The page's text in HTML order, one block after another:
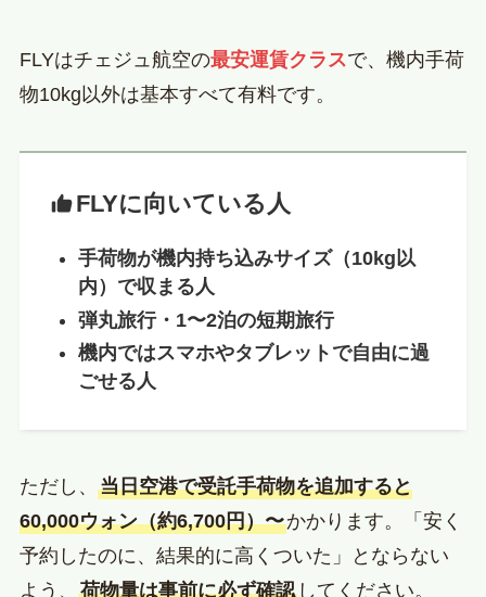
FLYはチェジュ航空の最安運賃クラスで、機内手荷
物10kg以外は基本すべて有料です。
FLYに向いている人
手荷物が機内持ち込みサイズ（10kg以
内）で収まる人
弾丸旅行・1〜2泊の短期旅行
機内ではスマホやタブレットで自由に過
ごせる人
ただし、 当日空港で受託手荷物を追加すると
60,000ウォン（約6,700円）〜かかります。「安く
予約したのに、結果的に高くついた」とならない
よう、 荷物量は事前に必ず確認してください。